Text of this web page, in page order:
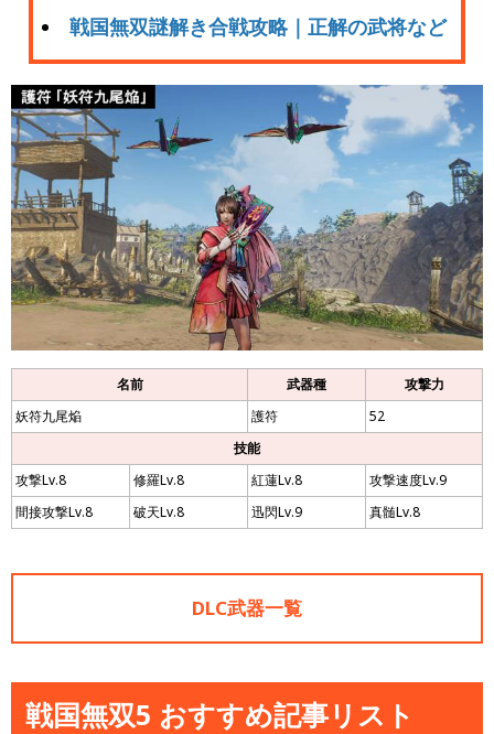
戦国無双謎解き合戦攻略｜正解の武将など
名前 武器種
攻撃力
妖符九尾焔
護符
52
技能
攻撃Lv.8
修羅Lv.8 紅蓮Lv.8
攻撃速度Lv.9
間接攻撃Lv.8
破天Lv.8 迅閃Lv.9 真髄Lv.8
DLC武器一覧
戦国無双5 おすすめ記事リスト